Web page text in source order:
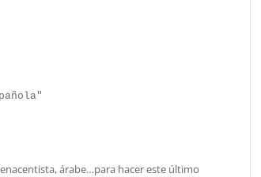
árabe…para hacer este último